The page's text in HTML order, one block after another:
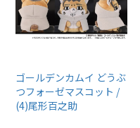
ゴールデンカムイ どうぶ
つフォーゼマスコット /
(4)尾形百之助